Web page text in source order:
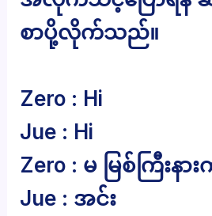
စာပို့လိုက်သည်။
Zero : Hi
Jue : Hi
Zero : မ မြစ်ကြီးနာ
Jue : အင်း